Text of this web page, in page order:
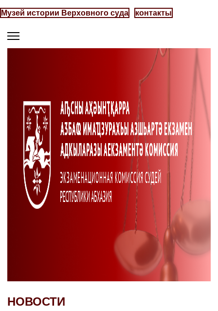
Музей истории Верховного суда контакты
НОВОСТИ